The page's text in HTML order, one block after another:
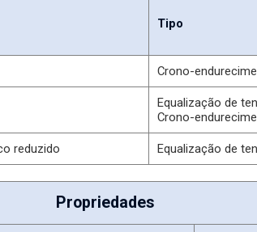
Tipo
Crono-
Equalização de
Crono-
reduzido Equalização de
Propriedades